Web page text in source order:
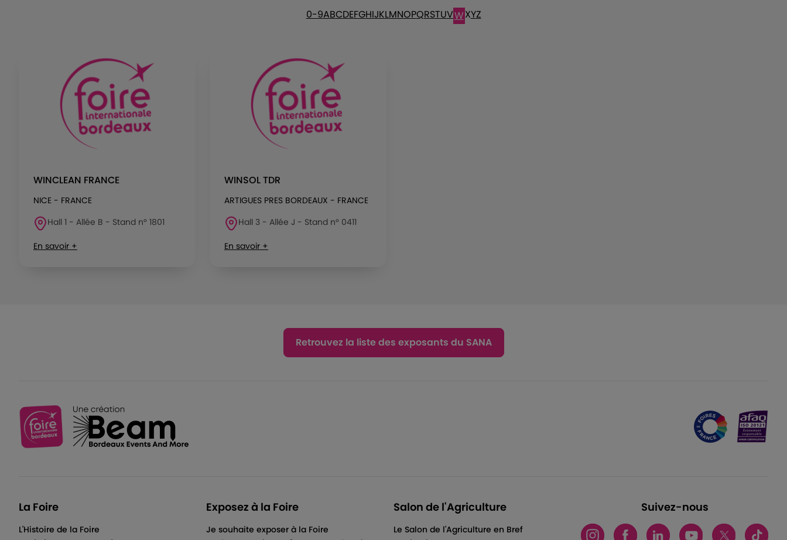
0-9ABCDEFGHIJKLMNOPQRSTUVWXYZ
WINCLEAN FRANCE
NICE - FRANCE
Hall 1 - Allée B - Stand n° 1801
En savoir +
WINSOL TDR
ARTIGUES PRES BORDEAUX - FRANCE
Hall 3 - Allée J - Stand n° 0411
En savoir +
Retrouvez la liste des exposants du SANA
La Foire
L'Histoire de la Foire
Exposez à la Foire
Je souhaite exposer à la Foire
Salon de l'Agriculture
Le Salon de l'Agriculture en Bref
Suivez-nous